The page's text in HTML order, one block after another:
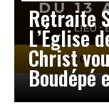
Retraite
L’Église
Christ
Boudépé